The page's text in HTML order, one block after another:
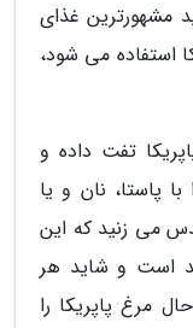
مشهورترین غذای
استفاده می شود،
تفت داده و
پاستا، نان و یا
می زنید که این
است و شاید هر
مرغ پاپریکا را